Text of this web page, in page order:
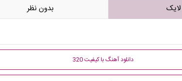
بدون نظر
دانلود آهنگ با کیفیت 320